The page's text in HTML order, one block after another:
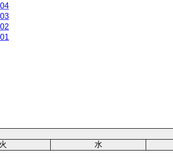
3
火 水